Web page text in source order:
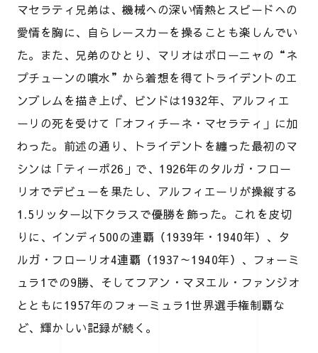
マセラティ兄弟は、機械への深い情熱とスピードへの
愛情を胸に、自らレースカーを操ることも楽しんでい
た。また、兄弟のひとり、マリオはボローニャの“ネ
プチューンの噴水”から着想を得てトライデントのエ
ンブレムを描き上げ、ビンドは1932年、アルフィエ
ーリの死を受けて「オフィチーネ・マセラティ」に加
わった。前述の通り、トライデントを纏った最初のマ
シンは「ティーポ26」で、1926年のタルガ・フロー
リオでデビューを果たし、アルフィエーリが操縦する
1.5リッター以下クラスで優勝を飾った。これを皮切
りに、インディ500の連覇（1939年・1940年）、タ
ルガ・フローリオ4連覇（1937～1940年）、フォーミ
ュラ1での9勝、そしてフアン・マヌエル・ファンジオ
とともに1957年のフォーミュラ1世界選手権制覇な
ど、輝かしい記録が続く。